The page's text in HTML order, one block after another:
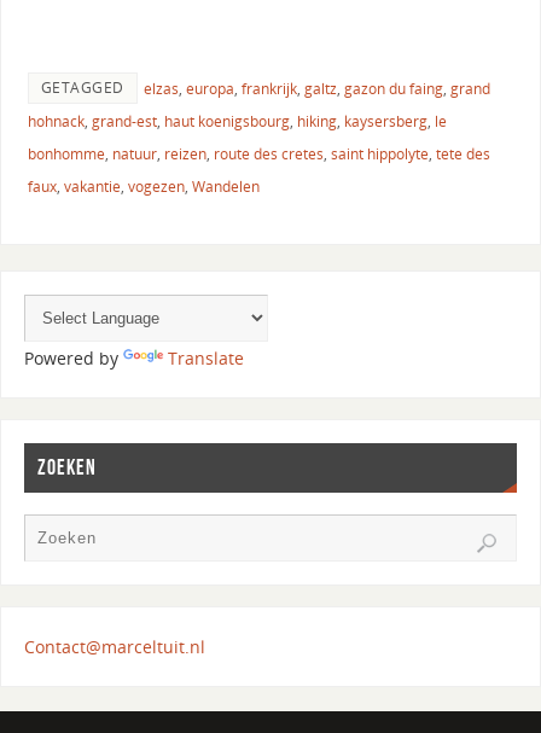
GETAGGED elzas, europa, frankrijk, galtz, gazon du faing, grand
hohnack, grand-est, haut koenigsbourg, hiking, kaysersberg, le
bonhomme, natuur, reizen, route des cretes, saint hippolyte, tete des
faux, vakantie, vogezen, Wandelen
Powered by Translate
ZOEKEN
Contact@marceltuit.nl